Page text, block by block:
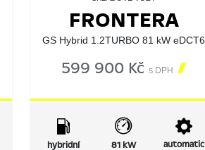
FRONTERA
GS Hybrid 1.2TURBO 81 kW eDCT6
599 900 Kč s DPH 
hybridní 81 kW automatic